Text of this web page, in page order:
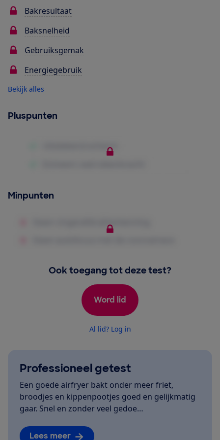
Bakresultaat
Baksnelheid
Gebruiksgemak
Energiegebruik
Bekijk alles
Pluspunten
Minpunten
Ook toegang tot deze test?
Word lid
Al lid? Log in
Professioneel getest
Een goede airfryer bakt onder meer friet,
broodjes en kippenpootjes goed en gelijkmatig
gaar. Snel en zonder veel gedoe…
Lees meer